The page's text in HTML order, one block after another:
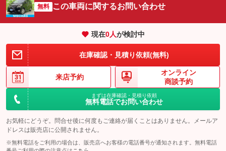
無料 この車両に関するお問い合わせ
現在0人が検討中
在庫確認・見積り依頼(無料)
来店予約
オンライン
商談予約
まずは在庫確認・見積り依頼
無料電話でお問い合わせ
お気軽にどうぞ。問合せ後に何度もご連絡が届くことはありません。メールア
ドレスは販売店に公開されません。
※無料電話をご利用の場合は、販売店へお客様の電話番号が通知されます。無料電話